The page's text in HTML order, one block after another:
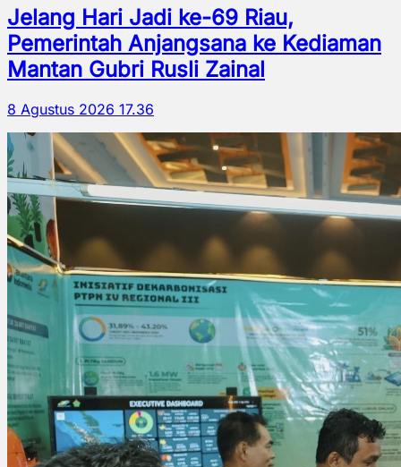
Jelang Hari Jadi ke-69 Riau,
Pemerintah Anjangsana ke Kediaman
Mantan Gubri Rusli Zainal
8 Agustus 2026 17.36